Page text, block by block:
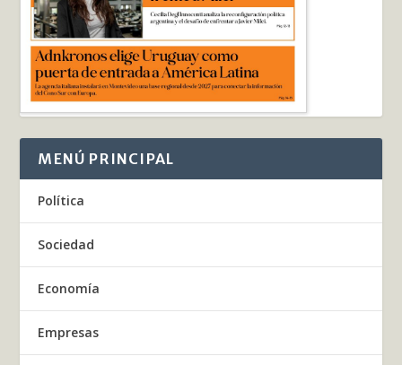
MENÚ PRINCIPAL
Política
Sociedad
Economía
Empresas